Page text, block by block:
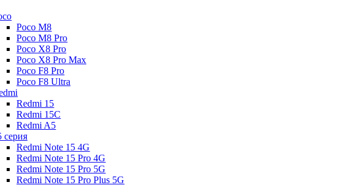
Poco M8
Poco M8 Pro
Poco X8 Pro
Poco X8 Pro Max
Poco F8 Pro
Poco F8 Ultra
Redmi 15
Redmi 15C
Redmi A5
серия
Redmi Note 15 4G
Redmi Note 15 Pro 4G
Redmi Note 15 Pro 5G
Redmi Note 15 Pro Plus 5G